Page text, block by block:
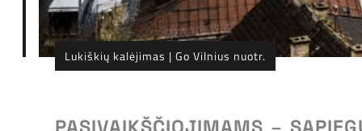
Lukiškių kalėjimas | Go Vilnius nuotr.